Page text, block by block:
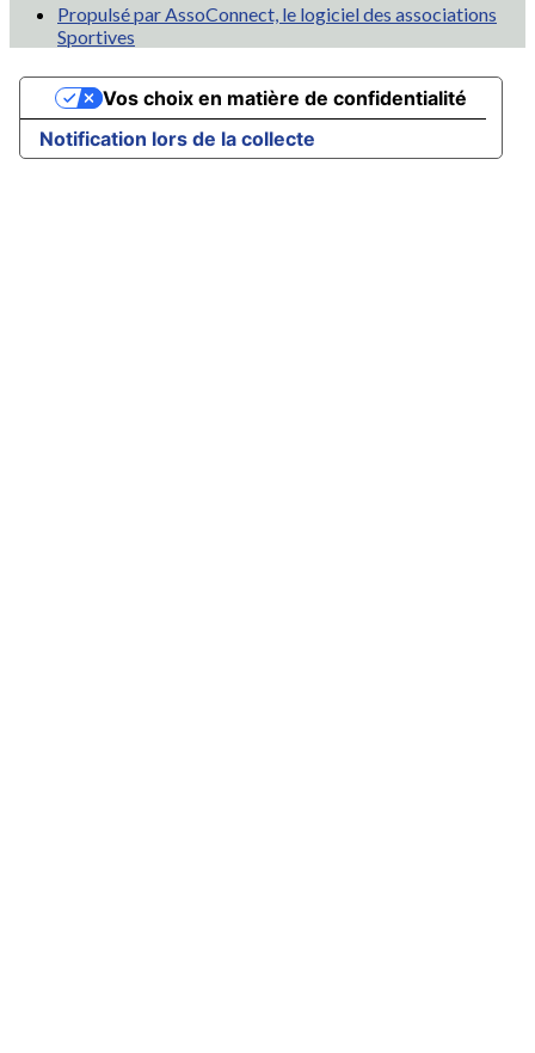
Propulsé par AssoConnect, le logiciel des associations
Sportives
Notification lors de la collecte
Vos choix en matière de confidentialité